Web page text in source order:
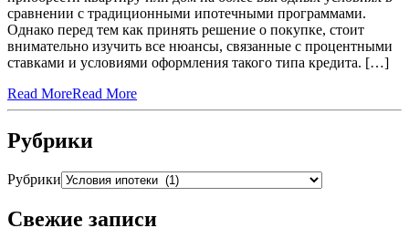
сравнении с традиционными ипотечными программами.
Однако перед тем как принять решение о покупке, стоит
внимательно изучить все нюансы, связанные с процентными
ставками и условиями оформления такого типа кредита. […]
Read MoreRead More
Рубрики
Рубрики
Свежие записи